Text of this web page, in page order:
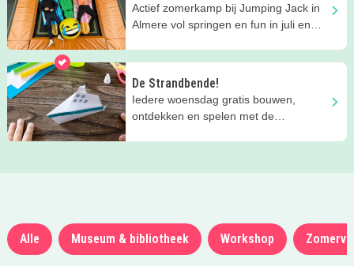
Actief zomerkamp bij Jumping Jack in
Almere vol springen en fun in juli en
De Strandbende!
Iedere woensdag gratis bouwen,
ontdekken en spelen met de
Alle Museum & bibliotheek Workshop